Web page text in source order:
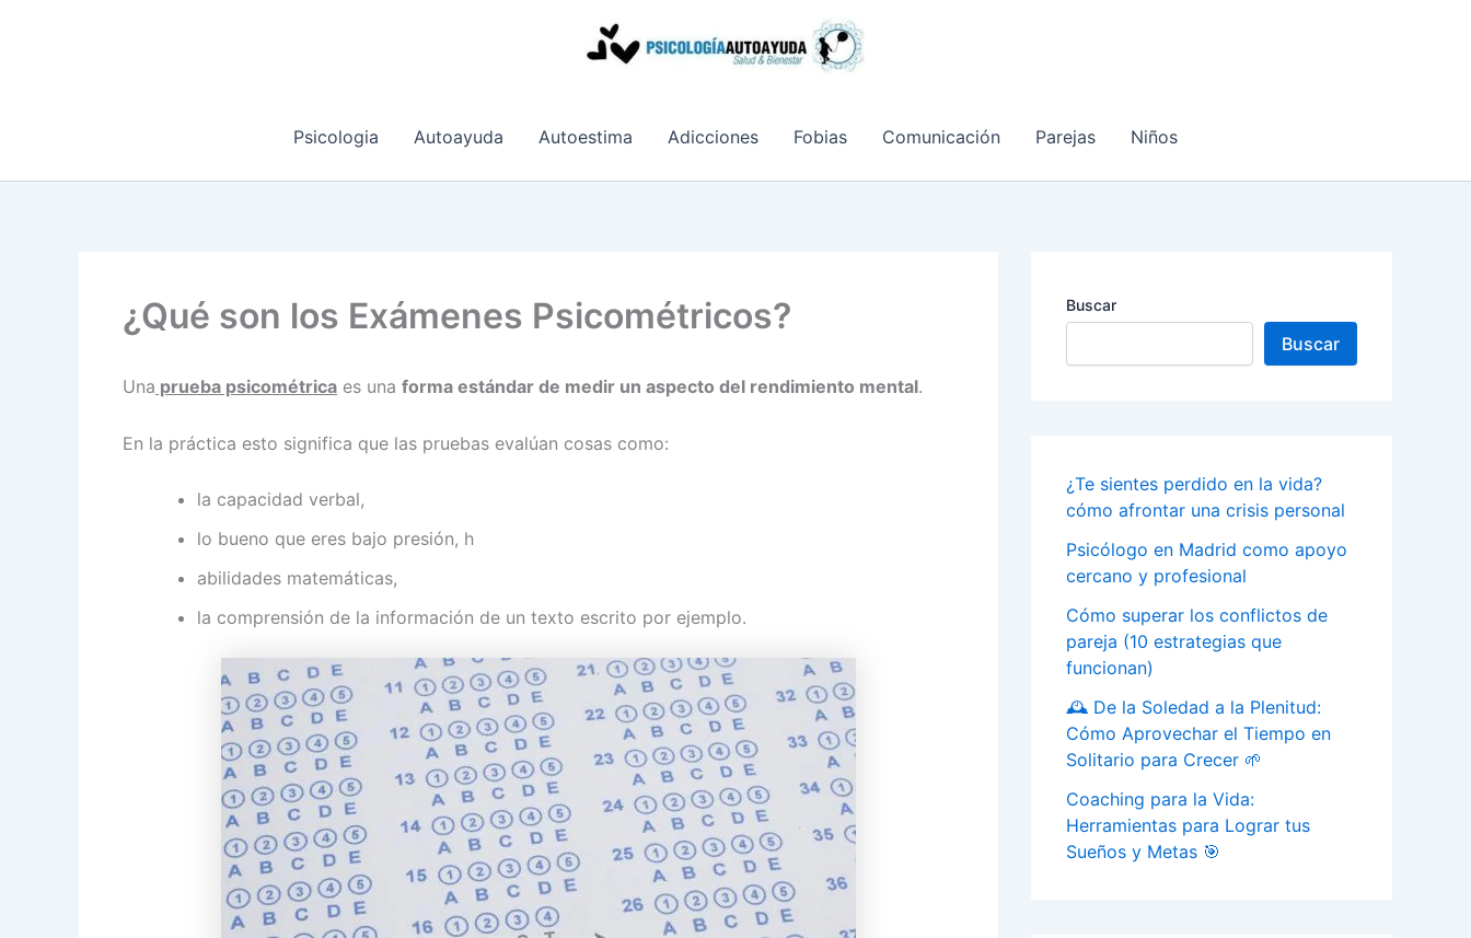
Psicologia Autoayuda Autoestima Adicciones Fobias Comunicación Parejas Niños
¿Qué son los Exámenes Psicométricos?
Una prueba psicométrica es una forma estándar de medir un aspecto del rendimiento mental.
En la práctica esto significa que las pruebas evalúan cosas como:
la capacidad verbal,
lo bueno que eres bajo presión, h
abilidades matemáticas,
la comprensión de la información de un texto escrito por ejemplo.
Buscar
Buscar
¿Te sientes perdido en la vida?
cómo afrontar una crisis personal
Psicólogo en Madrid como apoyo
cercano y profesional
Cómo superar los conflictos de
pareja (10 estrategias que
funcionan)
🕰️ De la Soledad a la Plenitud:
Cómo Aprovechar el Tiempo en
Solitario para Crecer 🌱
Coaching para la Vida:
Herramientas para Lograr tus
Sueños y Metas 🎯